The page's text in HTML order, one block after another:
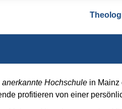
anerkannte Hochschule in Mainz
profitieren von einer